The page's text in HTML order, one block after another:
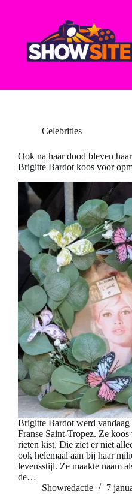
Celebrities
Ook na haar dood bleven
Brigitte Bardot koos voor
Brigitte Bardot werd
Franse Saint-Tropez. Ze
rieten kist. Die ziet er niet
ook helemaal aan bij haar
levensstijl. Ze maakte naam
de…
Showredactie
7